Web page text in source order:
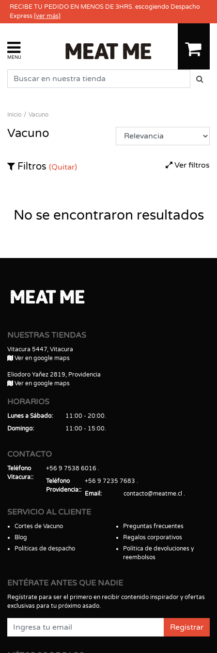
RECIBE TU PEDIDO EN MENOS DE 3HRS. escogiendo Despacho
Express(ver más)
MENU
Inicio Vacuno
Vacuno
Ver filtros
Filtros (Quitar)
No se encontraron resultados
NUESTRAS TIENDAS
Vitacura 5447, Vitacura
Ver en google maps
Eliodoro Yañez 2819, Providencia
Ver en google maps
HORARIOS
Lunes a Sábado
11:00 - 20:00
Domingo
11:00 - 15:00
CONTACTO
Teléfono
Vitacura:
+56 9 7538 6016
Teléfono
Providencia:
+56 9 7235 7683
Email
contacto@meatme.cl
SERVICIO AL CLIENTE
Cortes de Vacuno
Blog
Políticas de despacho
Preguntas frecuentes
Regalos corporativos
Política de devoluciones y
reembolsos
ENTÉRATE ANTES QUE NADIE
Regístrate para ser el primero en recibir contenido inspirador y ofertas
exclusivas para tu próximo asado.
Registrar